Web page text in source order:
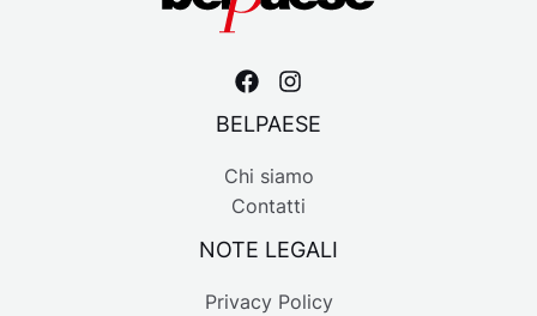
BELPAESE
Chi siamo
Contatti
NOTE LEGALI
Privacy Policy